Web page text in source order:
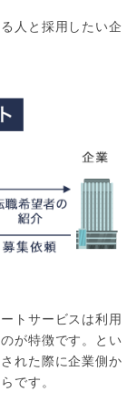
人と採用したい企
トサービスは利用
が特徴です。とい
れた際に企業側か
です。